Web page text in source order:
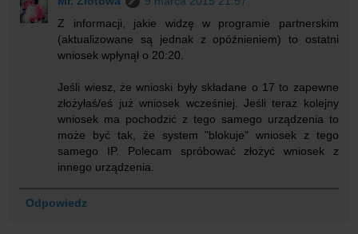
Z informacji, jakie widzę w programie partnerskim
(aktualizowane są jednak z opóźnieniem) to ostatni
wniosek wpłynął o 20:20.
Jeśli wiesz, że wnioski były składane o 17 to zapewne
złożyłaś/eś już wniosek wcześniej. Jeśli teraz kolejny
wniosek ma pochodzić z tego samego urządzenia to
może być tak, że system "blokuje" wniosek z tego
samego IP. Polecam spróbować złożyć wniosek z
innego urządzenia.
Odpowiedz